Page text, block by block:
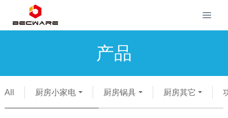
产品
All 厨房小家电 厨房锅具 厨房其它